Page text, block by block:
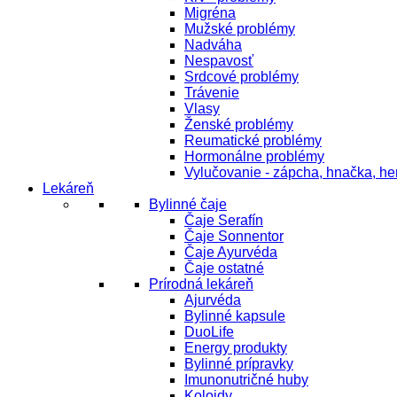
Migréna
Mužské problémy
Nadváha
Nespavosť
Srdcové problémy
Trávenie
Vlasy
Ženské problémy
Reumatické problémy
Hormonálne problémy
Vylučovanie - zápcha, hnačka,
Lekáreň
Bylinné čaje
Čaje Serafín
Čaje Sonnentor
Čaje Ayurvéda
Čaje ostatné
Prírodná lekáreň
Ajurvéda
Bylinné kapsule
DuoLife
Energy produkty
Bylinné prípravky
Imunonutričné huby